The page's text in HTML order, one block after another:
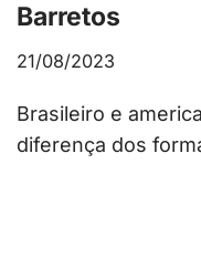
Barretos
21/08/2023
Brasileiro e
diferença dos